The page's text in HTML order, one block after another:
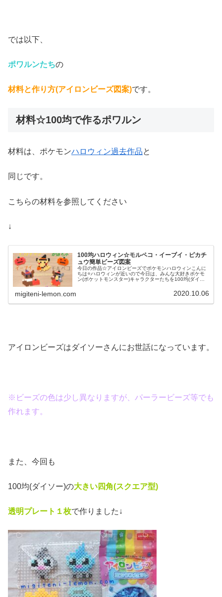
では以下、
ポワルンたちの
材料と作り方(アイロンビーズ図案)です。
材料☆100均で作るポワルン
材料は、ポケモンハロウィン過去作品と
同じです。
こちらの材料を参照してください
↓
100均ハロウィン☆モルペコ・イーブイ・ピカチ
ュウ簡単ビーズ図案
今日の作品☆アイロンビーズでポケモンハロウィンこんに
ちは⭐ハロウィンが近いので今日は、みんな大好きポケモ
ン(ポケットモンスター)キャラクターたちを100均(ダイソ
migiteni-lemon.com 2020.10.06
アイロンビーズはダイソーさんにお世話になっています。
※ビーズの色は少し異なりますが、パーラービーズ等でも
作れます。
また、今回も
100均(ダイソー)の大きい四角(スクエア型)
透明プレート１枚で作りました↓